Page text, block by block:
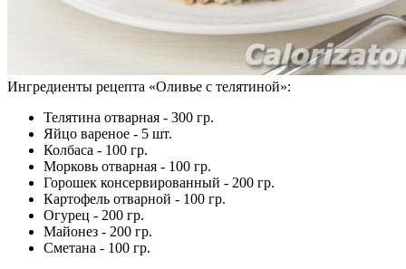
Ингредиенты рецепта «Оливье с телятиной»:
Телятина отварная - 300 гр.
Яйцо вареное - 5 шт.
Колбаса - 100 гр.
Морковь отварная - 100 гр.
Горошек консервированный - 200 гр.
Картофель отварной - 100 гр.
Огурец - 200 гр.
Майонез - 200 гр.
Сметана - 100 гр.